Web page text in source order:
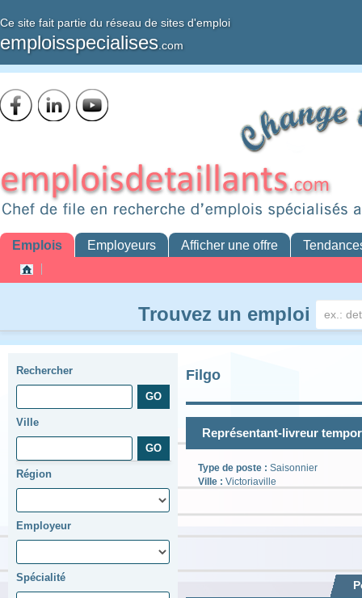
Ce site fait partie du réseau de sites d'emploi
emploisspecialises .com
Emplois Employeurs Afficher une offre
Trouvez un emploi
Rechercher
Ville
Région
Employeur
Spécialité
Filgo
Représentant-livreur
Type de poste : Saisonnier
Ville : Victoriaville